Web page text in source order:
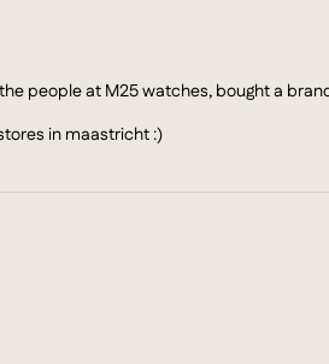
people at M25 watches, bought a
in maastricht :)